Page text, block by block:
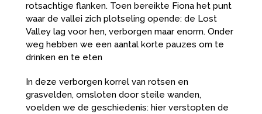
rotsachtige flanken. Toen bereikte Fiona het punt
waar de vallei zich plotseling opende: de Lost
Valley lag voor hen, verborgen maar enorm. Onder
weg hebben we een aantal korte pauzes om te
drinken en te eten
In deze verborgen korrel van rotsen en
grasvelden, omsloten door steile wanden,
voelden we de geschiedenis: hier verstopten de